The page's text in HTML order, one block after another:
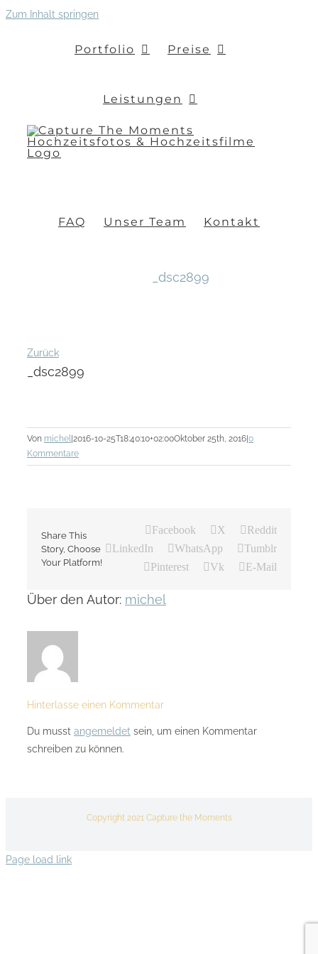
Zum Inhalt springen
Portfolio Preise
Leistungen
FAQ Unser Team Kontakt
_dsc2899
Zurück
_dsc2899
Von michel |2016-10-25T18:40:10+02:00Oktober 25th, 2016|0
Kommentare
Share This
Story, Choose
Your Platform!
Facebook X
Reddit
LinkedIn
WhatsApp
Tumblr
Pinterest
Vk E-Mail
Über den Autor: michel
Hinterlasse einen Kommentar
Du musst angemeldet sein, um einen Kommentar
schreiben zu können.
Copyright 2021 Capture the Moments
Page load link